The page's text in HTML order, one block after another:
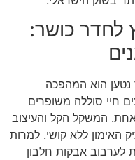
לחדר כושר:
נטען הוא המהפכה
של 2026 מציעים חיי סוללה משופרים
בטעינה אחת. המשקל הקל והעיצוב
האימון ללא קושי. למרות
לערבוב אבקות חלבון